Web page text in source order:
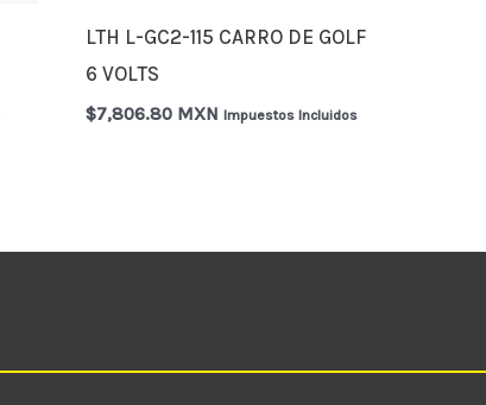
LTH L-GC2-115 CARRO DE GOLF
6 VOLTS
$7,806.80 MXN Impuestos Incluidos